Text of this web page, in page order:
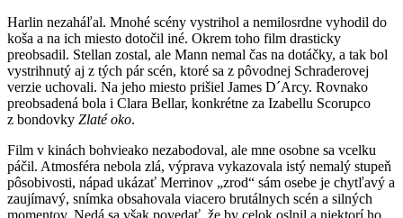
Harlin nezaháľal. Mnohé scény vystrihol a nemilosrdne vyhodil do
koša a na ich miesto dotočil iné. Okrem toho film drasticky
preobsadil. Stellan zostal, ale Mann nemal čas na dotáčky, a tak bol
vystrihnutý aj z tých pár scén, ktoré sa z pôvodnej Schraderovej
verzie uchovali. Na jeho miesto prišiel James D´Arcy. Rovnako
preobsadená bola i Clara Bellar, konkrétne za Izabellu Scorupco
z bondovky Zlaté oko.
Film v kinách bohvieako nezabodoval, ale mne osobne sa vcelku
páčil. Atmosféra nebola zlá, výprava vykazovala istý nemalý stupeň
pôsobivosti, nápad ukázať Merrinov „zrod“ sám osebe je chytľavý a
zaujímavý, snímka obsahovala viacero brutálnych scén a silných
momentov. Nedá sa však povedať, že by celok oslnil a niektorí ho